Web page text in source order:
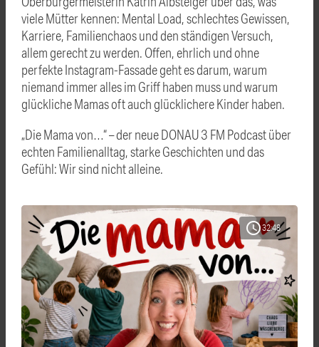
viele Mütter kennen: Mental Load, schlechtes Gewissen,
Karriere, Familienchaos und den ständigen Versuch,
allem gerecht zu werden. Offen, ehrlich und ohne
perfekte Instagram-Fassade geht es darum, warum
niemand immer alles im Griff haben muss und warum
glückliche Mamas oft auch glücklichere Kinder haben.
„Die Mama von…“ – der neue DONAU 3 FM Podcast über
echten Familienalltag, starke Geschichten und das
Gefühl: Wir sind nicht alleine.
schedule32:48